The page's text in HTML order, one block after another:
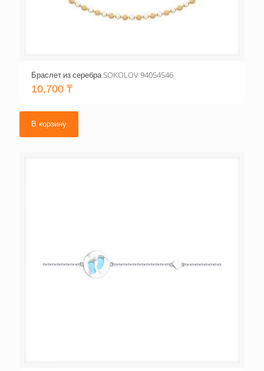
Браслет из серебра SOKOLOV 94054546
10,700 ₸
В корзину